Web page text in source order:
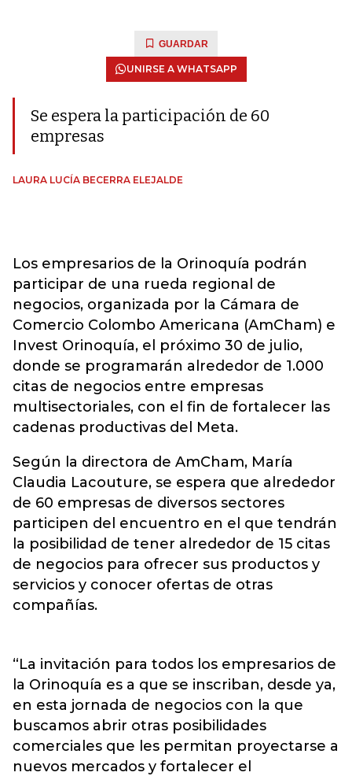
GUARDAR
UNIRSE A WHATSAPP
Se espera la participación de 60
empresas
LAURA LUCÍA BECERRA ELEJALDE
Los empresarios de la Orinoquía podrán
participar de una rueda regional de
negocios, organizada por la Cámara de
Comercio Colombo Americana (AmCham) e
Invest Orinoquía, el próximo 30 de julio,
donde se programarán alrededor de 1.000
citas de negocios entre empresas
multisectoriales, con el fin de fortalecer las
cadenas productivas del Meta.
Según la directora de AmCham, María
Claudia Lacouture, se espera que alrededor
de 60 empresas de diversos sectores
participen del encuentro en el que tendrán
la posibilidad de tener alrededor de 15 citas
de negocios para ofrecer sus productos y
servicios y conocer ofertas de otras
compañías.
“La invitación para todos los empresarios de
la Orinoquía es a que se inscriban, desde ya,
en esta jornada de negocios con la que
buscamos abrir otras posibilidades
comerciales que les permitan proyectarse a
nuevos mercados y fortalecer el